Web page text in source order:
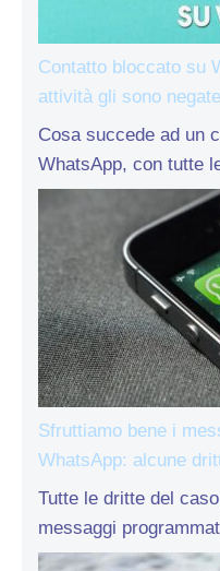
Contatto bloccato su
attività gli sono negate
Cosa succede ad un
WhatsApp, con tutte
Sfruttiamo bene i
WhatsApp: alcune
Tutte le dritte del
messaggi